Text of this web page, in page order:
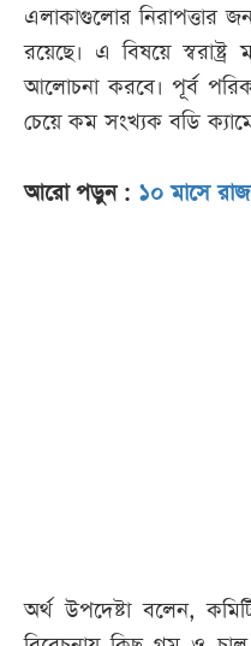
এলাকাগুলোর নিরাপত্তার
রয়েছে। এ বিষয়ে স্বরাষ্ট্র
আলোচনা করবে। পূর্ব
চেয়ে কম সংখ্যক বডি
আরো পড়ুন : ১০ মাসে
অর্থ উপদেষ্টা বলেন,